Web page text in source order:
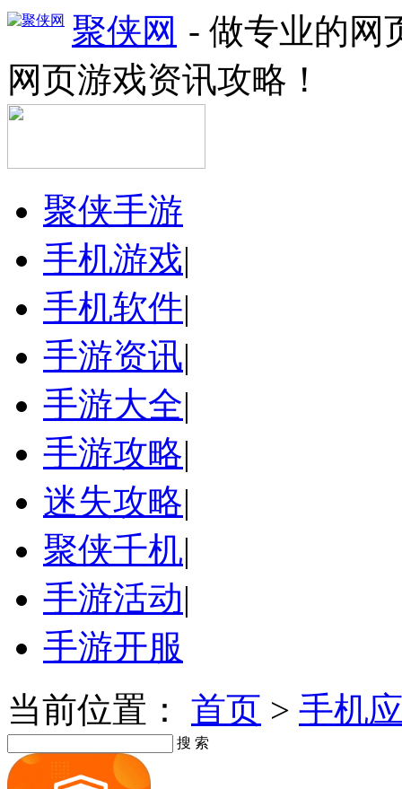
聚侠网 - 做专业的网
网页游戏资讯攻略！
聚侠手游
手机游戏|
手机软件|
手游资讯|
手游大全|
手游攻略|
迷失攻略|
聚侠千机|
手游活动|
手游开服
当前位置： 首页 > 手机
搜 索